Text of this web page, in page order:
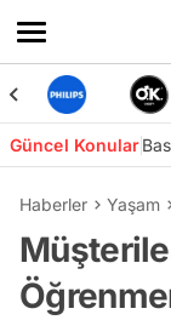
Güncel Konular
Haberler Yaşam